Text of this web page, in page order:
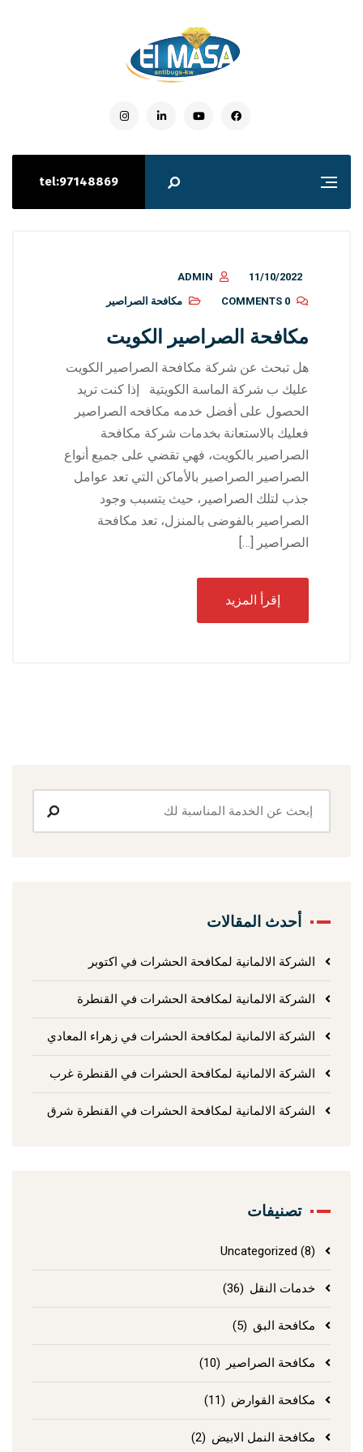
tel:97148869
11/10/2022
ADMIN
0 COMMENTS
مكافحة الصراصير
مكافحة الصراصير الكويت
هل تبحث عن شركة مكافحة الصراصير الكويت
عليك ب شركة الماسة الكويتية إذا كنت تريد
الحصول على أفضل خدمه مكافحه الصراصير
فعليك بالاستعانة بخدمات شركة مكافحة
الصراصير بالكويت، فهي تقضي على جميع أنواع
الصراصير الصراصير بالأماكن التي تعد عوامل
جذب لتلك الصراصير، حيث يتسبب وجود
الصراصير بالفوضى بالمنزل، تعد مكافحة
الصراصير […]
إقرأ المزيد
أحدث المقالات
الشركة الالمانية لمكافحة الحشرات في اكتوبر
الشركة الالمانية لمكافحة الحشرات في القنطرة
الشركة الالمانية لمكافحة الحشرات في زهراء المعادي
الشركة الالمانية لمكافحة الحشرات في القنطرة غرب
الشركة الالمانية لمكافحة الحشرات في القنطرة شرق
تصنيفات
Uncategorized (8)
خدمات النقل (36)
مكافحة البق (5)
مكافحة الصراصير (10)
مكافحة القوارض (11)
مكافحة النمل الابيض (2)